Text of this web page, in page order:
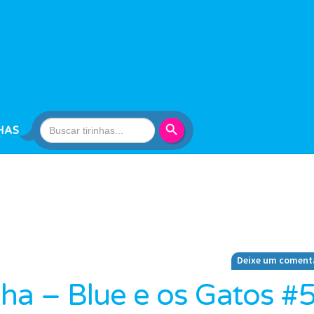
Search
for:
Deixe um
– Blue e os Gatos